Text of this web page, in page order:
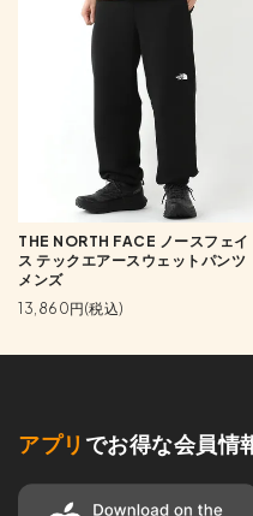
THE NORTH FACE ノースフェイ
ス テックエアースウェットパンツ
メンズ
13,860円(税込)
アプリ でお得な会員情